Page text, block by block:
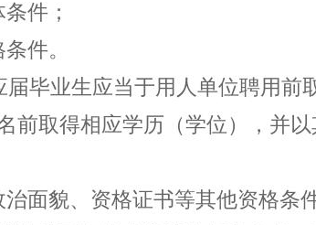
件；
件。
届毕业生应当于用人单位聘用前
前取得相应学历（学位），并
面貌、资格证书等其他资格条